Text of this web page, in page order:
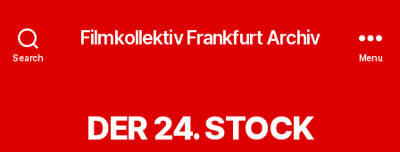
Search
Filmkollektiv Frankfurt Archiv
Menu
DER 24. STOCK